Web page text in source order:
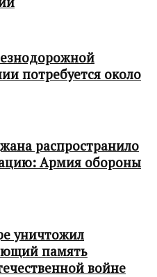
потребуется около
распространило
Армия обороны
уничтожил
память
войне